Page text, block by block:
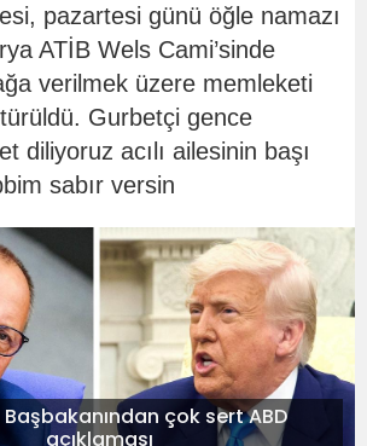
pazartesi günü öğle namazı
ATİB Wels Cami’sinde
verilmek üzere memleketi
Gurbetçi gence
diliyoruz acılı ailesinin başı
sabır versin
çok sert ABD
açıklaması